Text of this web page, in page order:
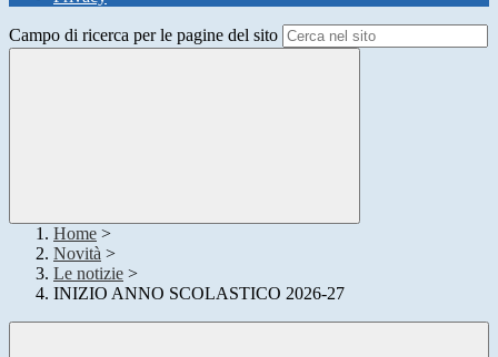
Campo di ricerca per le pagine del sito
Home >
Novità >
Le notizie >
INIZIO ANNO SCOLASTICO 2026-27